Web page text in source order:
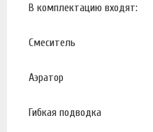
В комплектацию входят:
Смеситель
Аэратор
Гибкая подводка